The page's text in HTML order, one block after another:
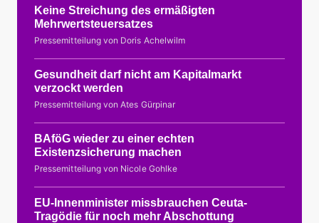
Keine Streichung des ermäßigten
Mehrwertsteuersatzes
Pressemitteilung von Doris Achelwilm
Gesundheit darf nicht am Kapitalmarkt
verzockt werden
Pressemitteilung von Ates Gürpinar
BAföG wieder zu einer echten
Existenzsicherung machen
Pressemitteilung von Nicole Gohlke
EU-Innenminister missbrauchen Ceuta-
Tragödie für noch mehr Abschottung